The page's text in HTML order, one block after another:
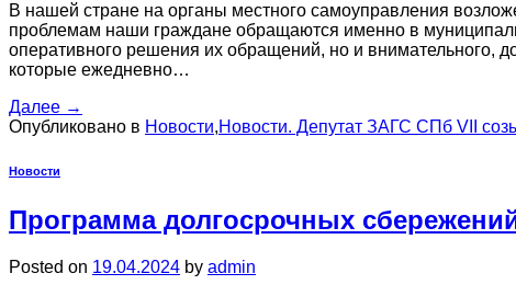
В нашей стране на органы местного самоуправления
проблемам наши граждане обращаются именно в
оперативного решения их обращений, но и внимательного,
которые ежедневно…
Далее →
Опубликовано в Новости,Новости. Депутат ЗАГС СПб VII
Новости
Программа долгосрочных
Posted on 19.04.2024 by admin